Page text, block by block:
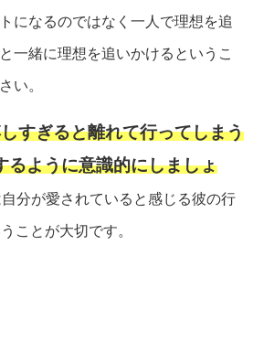
になるのではなく一人で理想を追
一緒に理想を追いかけるというこ
い。
すぎると離れて行ってしまう
るように意識的にしましょ
自分が愛されていると感じる彼の行
ことが大切です。